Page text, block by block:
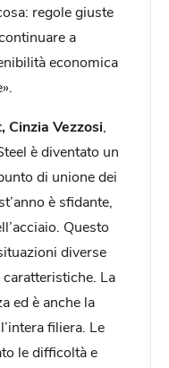
regole giuste
a
economica
Cinzia Vezzosi
è diventato un
di unione dei
è sfidante,
Questo
diverse
La
ed è anche la
filiera. Le
le difficoltà e